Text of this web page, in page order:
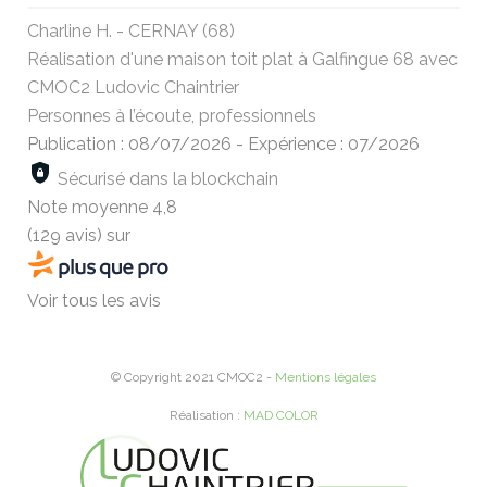
Charline H. - CERNAY (68)
Réalisation d'une maison toit plat à Galfingue 68 avec
CMOC2 Ludovic Chaintrier
Personnes à l’écoute, professionnels
Publication : 08/07/2026 - Expérience : 07/2026
Sécurisé dans la blockchain
Note moyenne 4,8
(129 avis) sur
Voir tous les avis
© Copyright 2021 CMOC2 - Mentions légales
Réalisation : MAD COLOR